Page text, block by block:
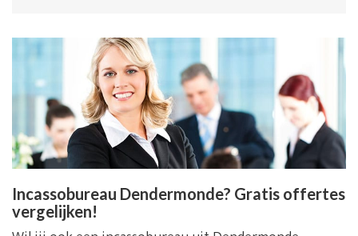
Incassobureau Dendermonde? Gratis offertes
vergelijken!